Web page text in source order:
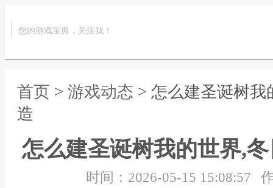
您的游戏宝典，关注我！
首页 > 游戏动态 > 怎么建圣诞树
造
怎么建圣诞树我的世界,
时间：2026-05-15 15:08:57